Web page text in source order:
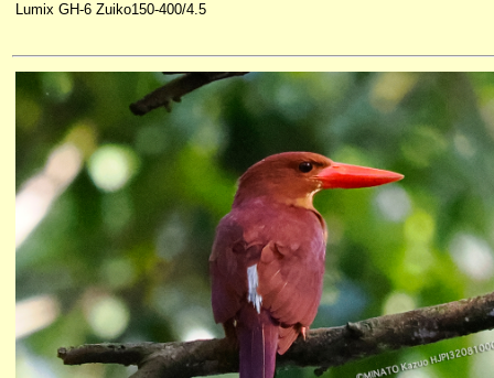
Lumix GH-6 Zuiko150-400/4.5